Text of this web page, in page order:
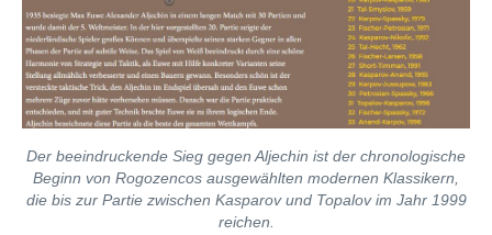
Der beeindruckende Sieg gegen Aljechin ist der chronologische
Beginn von Rogozencos ausgewählten modernen Klassikern,
die bis zur Partie zwischen Kasparov und Topalov im Jahr 1999
reichen.